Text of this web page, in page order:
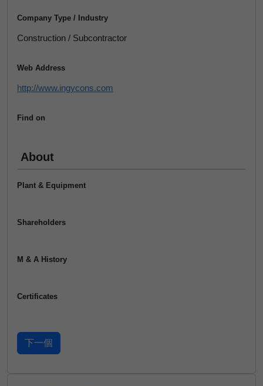
Company Type / Industry
Construction / Subcontractor
Web Address
http://www.ingycons.com
Find on
About
Plant & Equipment
Shareholders
M & A History
Certificates